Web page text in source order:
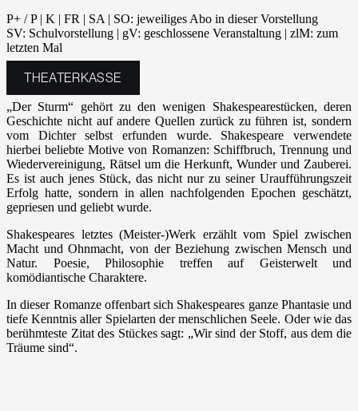
P+ / P | K | FR | SA | SO: jeweiliges Abo in dieser Vorstellung
SV: Schulvorstellung | gV: geschlossene Veranstaltung | zlM: zum
letzten Mal
THEATERKASSE
„Der Sturm“ gehört zu den wenigen Shakespearestücken, deren
Geschichte nicht auf andere Quellen zurück zu führen ist, sondern
vom Dichter selbst erfunden wurde. Shakespeare verwendete
hierbei beliebte Motive von Romanzen: Schiffbruch, Trennung und
Wiedervereinigung, Rätsel um die Herkunft, Wunder und Zauberei.
Es ist auch jenes Stück, das nicht nur zu seiner Uraufführungszeit
Erfolg hatte, sondern in allen nachfolgenden Epochen geschätzt,
gepriesen und geliebt wurde.
Shakespeares letztes (Meister-)Werk erzählt vom Spiel zwischen
Macht und Ohnmacht, von der Beziehung zwischen Mensch und
Natur. Poesie, Philosophie treffen auf Geisterwelt und
komödiantische Charaktere.
In dieser Romanze offenbart sich Shakespeares ganze Phantasie und
tiefe Kenntnis aller Spielarten der menschlichen Seele. Oder wie das
berühmteste Zitat des Stückes sagt: „Wir sind der Stoff, aus dem die
Träume sind“.